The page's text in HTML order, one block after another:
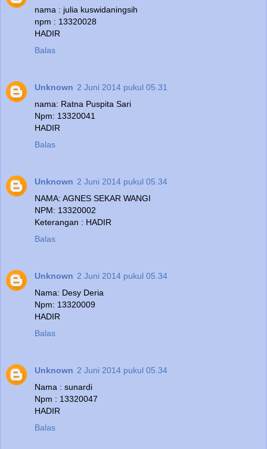
nama : julia kuswidaningsih
npm : 13320028
HADIR
Balas
Unknown 2 Juni 2014 pukul 05.31
nama: Ratna Puspita Sari
Npm: 13320041
HADIR
Balas
Unknown 2 Juni 2014 pukul 05.34
NAMA: AGNES SEKAR WANGI
NPM: 13320002
Keterangan : HADIR
Balas
Unknown 2 Juni 2014 pukul 05.34
Nama: Desy Deria
Npm: 13320009
HADIR
Balas
Unknown 2 Juni 2014 pukul 05.34
Nama : sunardi
Npm : 13320047
HADIR
Balas